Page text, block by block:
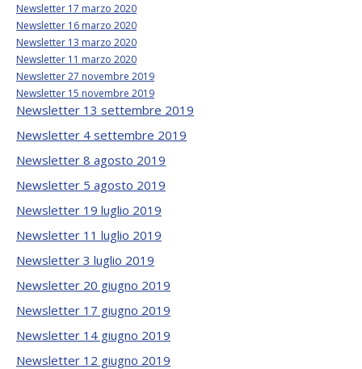
Newsletter 17 marzo 2020
Newsletter 16 marzo 2020
Newsletter 13 marzo 2020
Newsletter 11 marzo 2020
Newsletter 27 novembre 2019
Newsletter 15 novembre 2019
Newsletter 13 settembre 2019
Newsletter 4 settembre 2019
Newsletter 8 agosto 2019
Newsletter 5 agosto 2019
Newsletter 19 luglio 2019
Newsletter 11 luglio 2019
Newsletter 3 luglio 2019
Newsletter 20 giugno 2019
Newsletter 17 giugno 2019
Newsletter 14 giugno 2019
Newsletter 12 giugno 2019